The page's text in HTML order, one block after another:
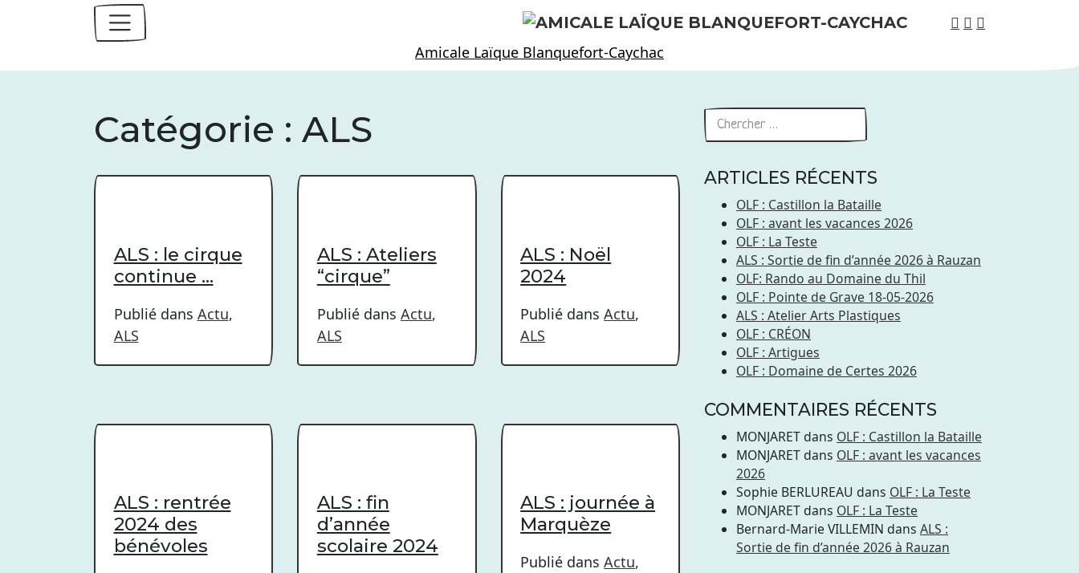
Amicale Laïque Blanquefort-Caychac
Catégorie : ALS
ALS : le cirque
continue …
Publié dans Actu,
ALS
ALS : Ateliers
“cirque”
Publié dans Actu,
ALS
ALS : Noël
2024
Publié dansActu,
ALS
ALS : rentrée
2024 des
bénévoles
ALS : fin
d’année
scolaire 2024
ALS : journée à
Marquèze
Publié dansActu,
ARTICLES RÉCENTS
OLF : Castillon la Bataille
OLF : avant les vacances 2026
OLF : La Teste
ALS : Sortie de fin d’année 2026 à Rauzan
OLF: Rando au Domaine du Thil
OLF : Pointe de Grave 18-05-2026
ALS : Atelier Arts Plastiques
OLF : CRÉON
OLF : Artigues
OLF : Domaine de Certes 2026
COMMENTAIRES RÉCENTS
MONJARETdans OLF : Castillon la Bataille
MONJARETdans OLF : avant les vacances
2026
Sophie BERLUREAU dans OLF : La Teste
MONJARETdans OLF : La Teste
Bernard-Marie VILLEMIN dans ALS :
Sortie de fin d’année 2026 à Rauzan